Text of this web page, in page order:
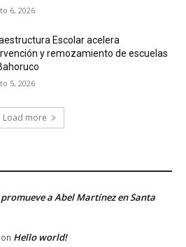
6, 2026
Escolar acelera
y remozamiento de escuelas
5, 2026
Load more
a Abel Martínez en Santa
on Hello world!